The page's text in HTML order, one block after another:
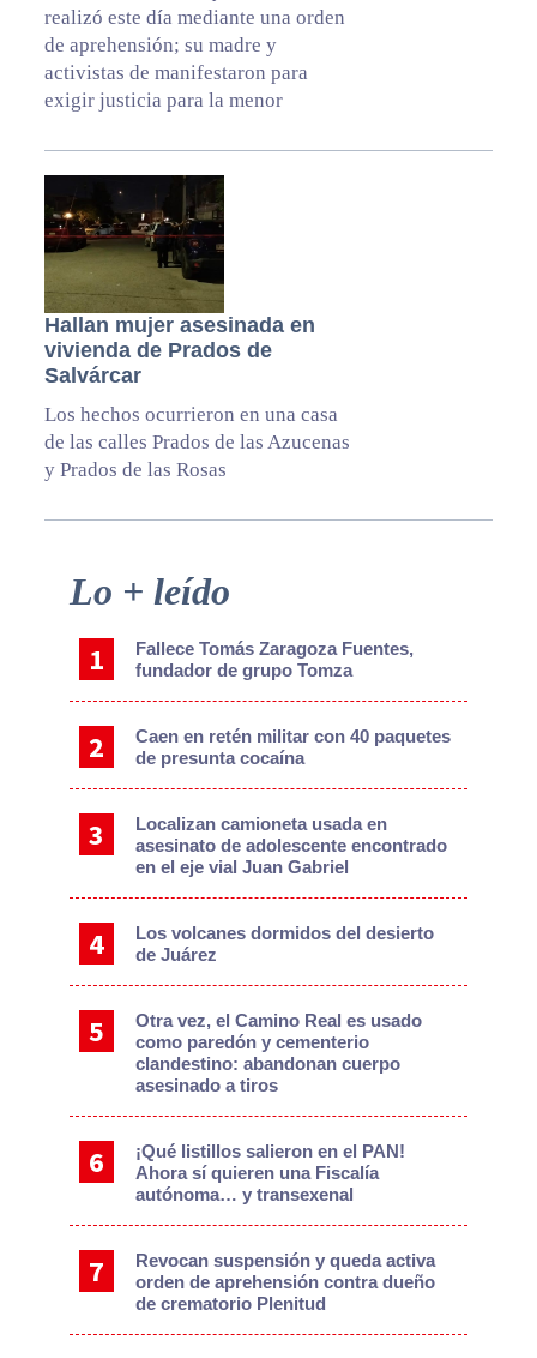
realizó este día mediante una orden
de aprehensión; su madre y
activistas de manifestaron para
exigir justicia para la menor
Hallan mujer asesinada en
vivienda de Prados de
Salvárcar
Los hechos ocurrieron en una casa
de las calles Prados de las Azucenas
y Prados de las Rosas
Primary
Lo + leído
Fallece Tomás Zaragoza Fuentes,
fundador de grupo Tomza
Caen en retén militar con 40 paquetes
de presunta cocaína
Localizan camioneta usada en
asesinato de adolescente encontrado
en el eje vial Juan Gabriel
Los volcanes dormidos del desierto
de Juárez
Otra vez, el Camino Real es usado
como paredón y cementerio
clandestino: abandonan cuerpo
asesinado a tiros
¡Qué listillos salieron en el PAN!
Ahora sí quieren una Fiscalía
autónoma… y transexenal
Revocan suspensión y queda activa
orden de aprehensión contra dueño
de crematorio Plenitud